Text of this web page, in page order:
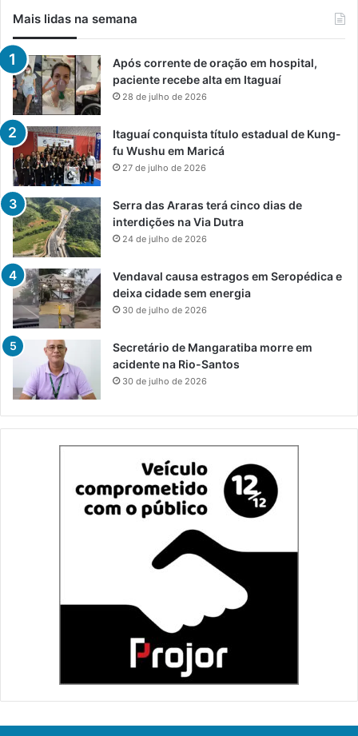
o
Mais lidas na semana
Após corrente de oração em hospital,
paciente recebe alta em Itaguaí
28 de julho de 2026
Itaguaí conquista título estadual de Kung-
fu Wushu em Maricá
27 de julho de 2026
Serra das Araras terá cinco dias de
interdições na Via Dutra
24 de julho de 2026
Vendaval causa estragos em Seropédica e
deixa cidade sem energia
30 de julho de 2026
Secretário de Mangaratiba morre em
acidente na Rio-Santos
30 de julho de 2026